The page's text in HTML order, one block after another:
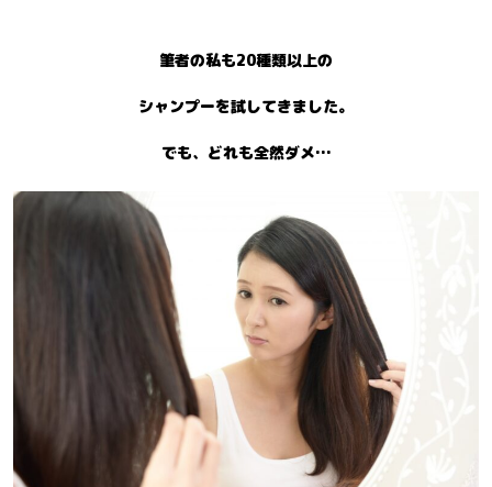
筆者の私も20種類以上の
シャンプーを試してきました。
でも、どれも全然ダメ…